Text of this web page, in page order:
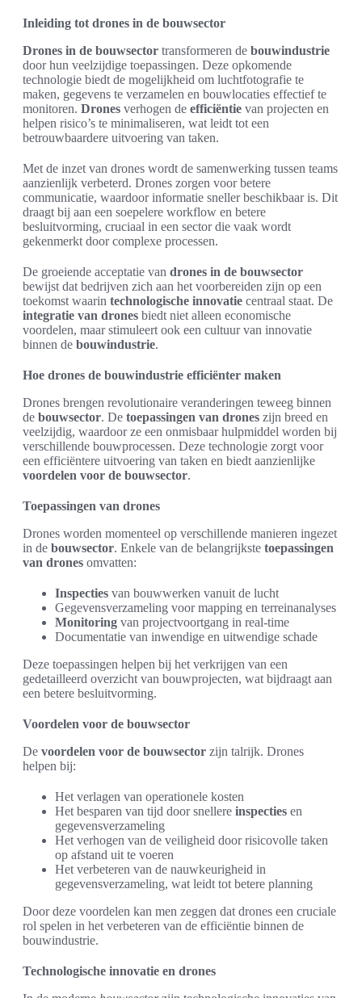
Inleiding tot drones in de bouwsector
Drones in de bouwsector transformeren de bouwindustrie
door hun veelzijdige toepassingen. Deze opkomende
technologie biedt de mogelijkheid om luchtfotografie te
maken, gegevens te verzamelen en bouwlocaties effectief te
monitoren. Drones verhogen de efficiëntie van projecten en
helpen risico’s te minimaliseren, wat leidt tot een
betrouwbaardere uitvoering van taken.
Met de inzet van drones wordt de samenwerking tussen teams
aanzienlijk verbeterd. Drones zorgen voor betere
communicatie, waardoor informatie sneller beschikbaar is. Dit
draagt bij aan een soepelere workflow en betere
besluitvorming, cruciaal in een sector die vaak wordt
gekenmerkt door complexe processen.
De groeiende acceptatie van drones in de bouwsector
bewijst dat bedrijven zich aan het voorbereiden zijn op een
toekomst waarin technologische innovatie centraal staat. De
integratie van drones biedt niet alleen economische
voordelen, maar stimuleert ook een cultuur van innovatie
binnen de bouwindustrie.
Hoe drones de bouwindustrie efficiënter maken
Drones brengen revolutionaire veranderingen teweeg binnen
de bouwsector. De toepassingen van drones zijn breed en
veelzijdig, waardoor ze een onmisbaar hulpmiddel worden bij
verschillende bouwprocessen. Deze technologie zorgt voor
een efficiëntere uitvoering van taken en biedt aanzienlijke
voordelen voor de bouwsector.
Toepassingen van drones
Drones worden momenteel op verschillende manieren ingezet
in de bouwsector. Enkele van de belangrijkste toepassingen
van drones omvatten:
Inspecties van bouwwerken vanuit de lucht
Gegevensverzameling voor mapping en terreinanalyses
Monitoring van projectvoortgang in real-time
Documentatie van inwendige en uitwendige schade
Deze toepassingen helpen bij het verkrijgen van een
gedetailleerd overzicht van bouwprojecten, wat bijdraagt aan
een betere besluitvorming.
Voordelen voor de bouwsector
De voordelen voor de bouwsector zijn talrijk. Drones
helpen bij:
Het verlagen van operationele kosten
Het besparen van tijd door snellere inspecties en
gegevensverzameling
Het verhogen van de veiligheid door risicovolle taken
op afstand uit te voeren
Het verbeteren van de nauwkeurigheid in
gegevensverzameling, wat leidt tot betere planning
Door deze voordelen kan men zeggen dat drones een cruciale
rol spelen in het verbeteren van de efficiëntie binnen de
bouwindustrie.
Technologische innovatie en drones